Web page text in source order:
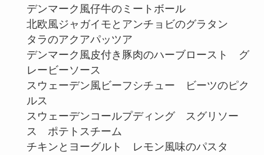
デンマーク風仔牛のミートボール
北欧風ジャガイモとアンチョビのグラタン
タラのアクアパッツア
デンマーク風皮付き豚肉のハーブロースト グ
レービーソース
スウェーデン風ビーフシチュー ビーツのピク
ルス
スウェーデンコールプディング スグリソー
ス ポテトスチーム
チキンとヨーグルト レモン風味のパスタ